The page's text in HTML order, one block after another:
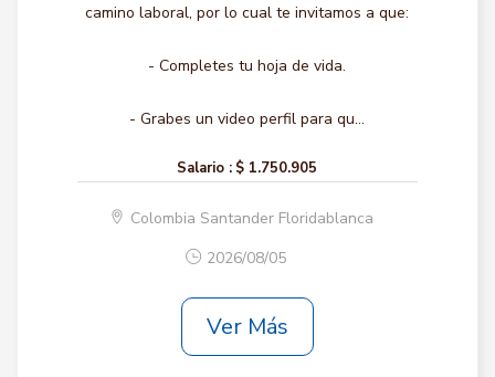
camino laboral, por lo cual te invitamos a que:
- Completes tu hoja de vida.
- Grabes un video perfil para qu...
Salario : $ 1.750.905
Colombia Santander Floridablanca
2026/08/05
Ver Más